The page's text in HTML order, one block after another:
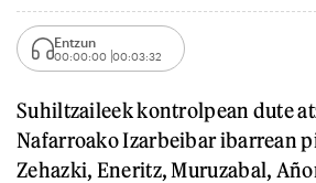
Entzun
00:00:00 00:03:32
Suhiltzaileek kontrolpean dute
Nafarroako Izarbeibar ibarrean
Zehazki, Eneritz, Muruzabal,